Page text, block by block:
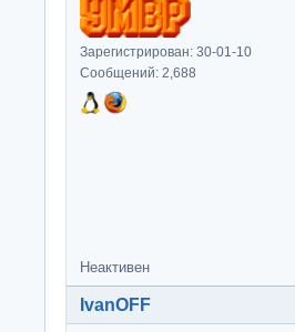
Зарегистрирован: 30-01-10
Сообщений: 2,688
Неактивен
IvanOFF